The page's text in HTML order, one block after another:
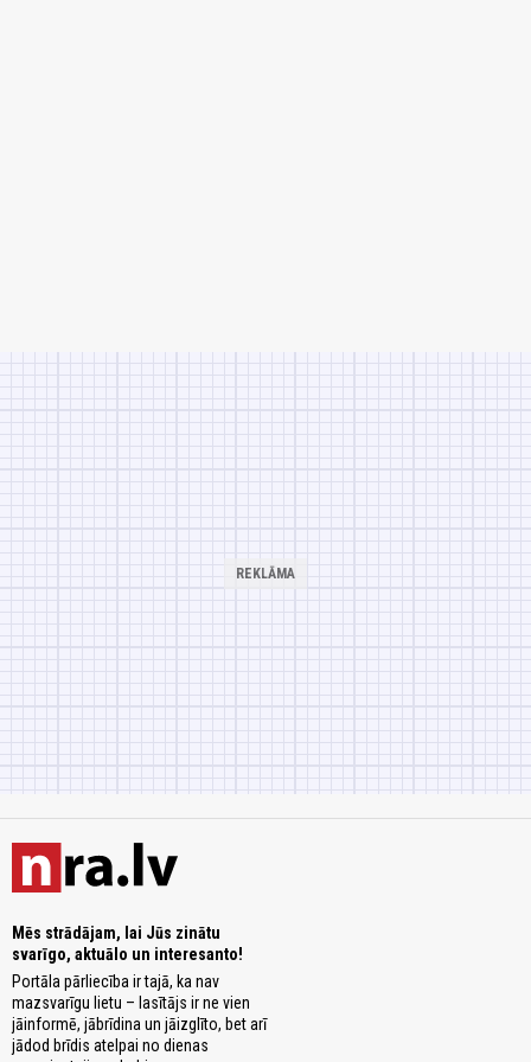
Mēs strādājam, lai Jūs zinātu
svarīgo, aktuālo un interesanto!
Portāla pārliecība ir tajā, ka nav
mazsvarīgu lietu – lasītājs ir ne vien
jāinformē, jābrīdina un jāizglīto, bet arī
jādod brīdis atelpai no dienas